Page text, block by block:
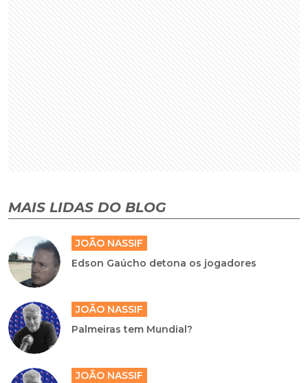
MAIS LIDAS DO BLOG
JOÃO NASSIF
Edson Gaúcho detona os jogadores
JOÃO NASSIF
Palmeiras tem Mundial?
JOÃO NASSIF